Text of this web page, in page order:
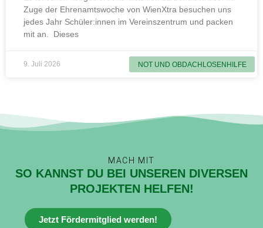
NOT UND OBDACHLOSENHILFE
Zuge der Ehrenamtswoche von WienXtra besuchen uns
jedes Jahr Schüler:innen im Vereinszentrum und packen
mit an. Dieses
9. Juli 2026
MACH MIT
SO KANNST DU BEI UNSEREN DIVERSEN
PROJEKTEN HELFEN!
Jetzt Fördermitglied werden!